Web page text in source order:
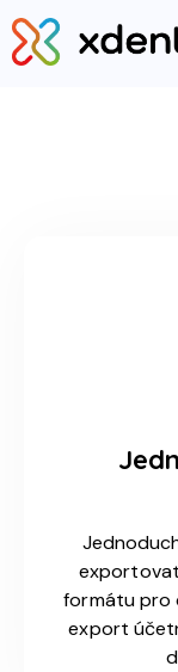
formátu pro
export